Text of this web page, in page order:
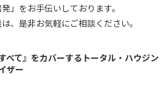
」をお手伝いしております。
、是非お気軽にご相談ください。
べて』をカバーする トータル・ハウジン
ザー